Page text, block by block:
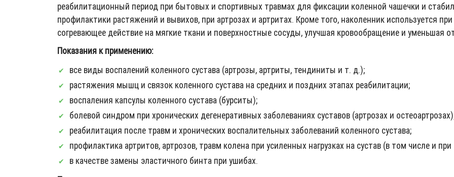
реабилитационный период при бытовых и спортивных травмах для фиксации коленной чашечки и
профилактики растяжений и вывихов, при артрозах и артритах. Кроме того, наколенник используется
согревающее действие на мягкие ткани и поверхностные сосуды, улучшая кровообращение и уменьшая
Показания к применению:
все виды воспалений коленного сустава (артрозы, артриты, тендиниты и т. д.);
растяжения мышц и связок коленного сустава на средних и поздних этапах реабилитации;
воспаления капсулы коленного сустава (бурситы);
болевой синдром при хронических дегенеративных заболеваниях суставов (артрозах и
реабилитация после травм и хронических воспалительных заболеваний коленного сустава;
профилактика артритов, артрозов, травм колена при усиленных нагрузках на сустав (в том числе и
в качестве замены эластичного бинта при ушибах.